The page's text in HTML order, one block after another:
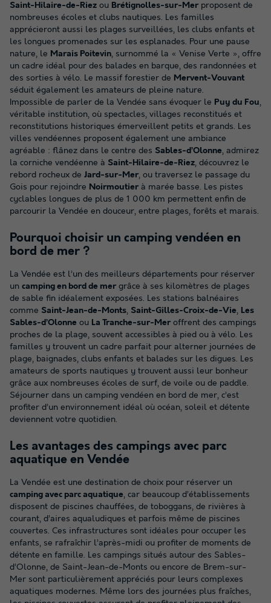
Saint-Hilaire-de-Riez ou Brétignolles-sur-Mer proposent de
nombreuses écoles et clubs nautiques. Les familles
apprécieront aussi les plages surveillées, les clubs enfants et
les longues promenades sur les esplanades. Pour une pause
nature, le Marais Poitevin, surnommé la « Venise Verte », offre
un cadre idéal pour des balades en barque, des randonnées et
des sorties à vélo. Le massif forestier de Mervent-Vouvant
séduit également les amateurs de pleine nature.
Impossible de parler de la Vendée sans évoquer le Puy du Fou,
véritable institution, où spectacles, villages reconstitués et
reconstitutions historiques émerveillent petits et grands. Les
villes vendéennes proposent également une ambiance
agréable : flânez dans le centre des Sables-d’Olonne, admirez
la corniche vendéenne à Saint-Hilaire-de-Riez, découvrez le
rebord rocheux de Jard-sur-Mer, ou traversez le passage du
Gois pour rejoindre Noirmoutier à marée basse. Les pistes
cyclables longues de plus de 1 000 km permettent enfin de
parcourir la Vendée en douceur, entre plages, forêts et marais.
Pourquoi choisir un camping vendéen en
bord de mer ?
La Vendée est l’un des meilleurs départements pour réserver
un camping en bord de mer grâce à ses kilomètres de plages
de sable fin idéalement exposées. Les stations balnéaires
comme Saint-Jean-de-Monts, Saint-Gilles-Croix-de-Vie, Les
Sables-d’Olonne ou La Tranche-sur-Mer offrent des campings
proches de la plage, souvent accessibles à pied ou à vélo. Les
familles y trouvent un cadre parfait pour alterner journées de
plage, baignades, clubs enfants et balades sur les digues. Les
amateurs de sports nautiques y trouvent aussi leur bonheur
grâce aux nombreuses écoles de surf, de voile ou de paddle.
Séjourner dans un camping vendéen en bord de mer, c’est
profiter d’un environnement idéal où océan, soleil et détente
deviennent votre quotidien.
Les avantages des campings avec parc
aquatique en Vendée
La Vendée est une destination de choix pour réserver un
camping avec parc aquatique, car beaucoup d’établissements
disposent de piscines chauffées, de toboggans, de rivières à
courant, d’aires aqualudiques et parfois même de piscines
couvertes. Ces infrastructures sont idéales pour occuper les
enfants, se rafraîchir l’après-midi ou profiter de moments de
détente en famille. Les campings situés autour des Sables-
d’Olonne, de Saint-Jean-de-Monts ou encore de Brem-sur-
Mer sont particulièrement appréciés pour leurs complexes
aquatiques modernes. Même lors des journées plus fraîches,